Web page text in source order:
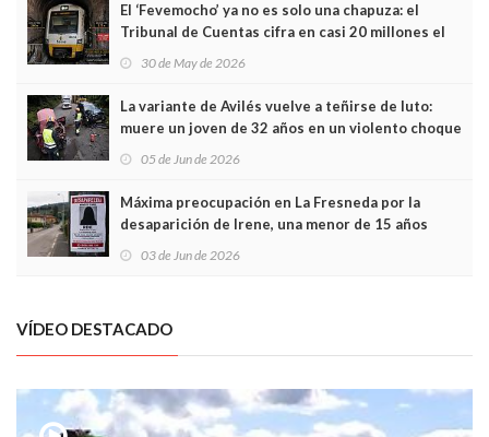
El ‘Fevemocho’ ya no es solo una chapuza: el
Tribunal de Cuentas cifra en casi 20 millones el
sobrecoste de los trenes que no cabían por los
30 de May de 2026
La variante de Avilés vuelve a teñirse de luto:
muere un joven de 32 años en un violento choque
frontal
05 de Jun de 2026
Máxima preocupación en La Fresneda por la
desaparición de Irene, una menor de 15 años
03 de Jun de 2026
VÍDEO DESTACADO